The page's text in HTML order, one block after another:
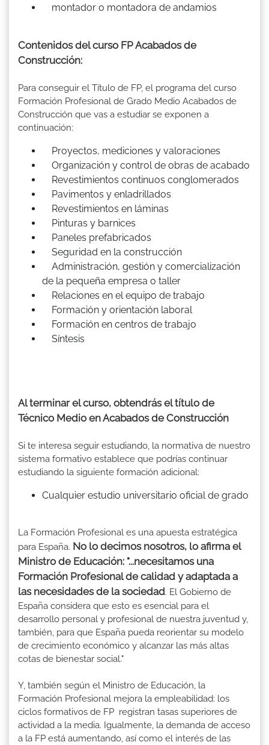
montador o montadora de andamios
Contenidos del curso FP Acabados de
Construcción:
Para conseguir el Título de FP, el programa del curso
Formación Profesional de Grado Medio Acabados de
Construcción que vas a estudiar se exponen a
continuación:
Proyectos, mediciones y valoraciones
Organización y control de obras de acabado
Revestimientos continuos conglomerados
Pavimentos y enladrillados
Revestimientos en láminas
Pinturas y barnices
Paneles prefabricados
Seguridad en la construcción
Administración, gestión y comercialización
de la pequeña empresa o taller
Relaciones en el equipo de trabajo
Formación y orientación laboral
Formación en centros de trabajo
Síntesis
Al terminar el curso, obtendrás el título de
Técnico Medio en Acabados de Construcción
Si te interesa seguir estudiando, la normativa de nuestro
sistema formativo establece que podrías continuar
estudiando la siguiente formación adicional:
Cualquier estudio universitario oficial de grado
La Formación Profesional es una apuesta estratégica
para España. No lo decimos nosotros, lo afirma el
Ministro de Educación: "...necesitamos una
Formación Profesional de calidad y adaptada a
las necesidades de la sociedad. El Gobierno de
España considera que esto es esencial para el
desarrollo personal y profesional de nuestra juventud y,
también, para que España pueda reorientar su modelo
de crecimiento económico y alcanzar las más altas
cotas de bienestar social."
Y, también según el Ministro de Educación, la
Formación Profesional mejora la empleabilidad: los
ciclos formativos de FP registran tasas superiores de
actividad a la media. Igualmente, la demanda de acceso
a la FP está aumentando, así como el interés de las